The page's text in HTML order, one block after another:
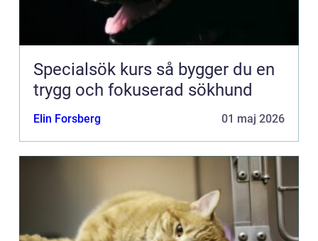
Specialsök kurs så bygger du en
trygg och fokuserad sökhund
Elin Forsberg 01 maj 2026